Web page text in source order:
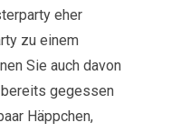
eher
zu einem
Sie auch davon
gegessen
Häppchen,